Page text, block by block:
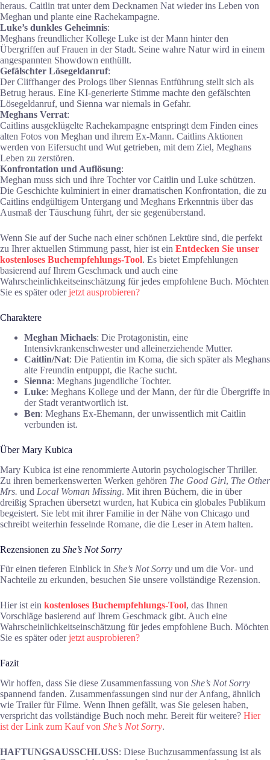
heraus. Caitlin trat unter dem Decknamen Nat wieder ins Leben von
Meghan und plante eine Rachekampagne.
Luke’s dunkles Geheimnis:
Meghans freundlicher Kollege Luke ist der Mann hinter den
Übergriffen auf Frauen in der Stadt. Seine wahre Natur wird in einem
angespannten Showdown enthüllt.
Gefälschter Lösegeldanruf:
Der Cliffhanger des Prologs über Siennas Entführung stellt sich als
Betrug heraus. Eine KI-generierte Stimme machte den gefälschten
Lösegeldanruf, und Sienna war niemals in Gefahr.
Meghans Verrat:
Caitlins ausgeklügelte Rachekampagne entspringt dem Finden eines
alten Fotos von Meghan und ihrem Ex-Mann. Caitlins Aktionen
werden von Eifersucht und Wut getrieben, mit dem Ziel, Meghans
Leben zu zerstören.
Konfrontation und Auflösung:
Meghan muss sich und ihre Tochter vor Caitlin und Luke schützen.
Die Geschichte kulminiert in einer dramatischen Konfrontation, die zu
Caitlins endgültigem Untergang und Meghans Erkenntnis über das
Ausmaß der Täuschung führt, der sie gegenüberstand.
Wenn Sie auf der Suche nach einer schönen Lektüre sind, die perfekt
zu Ihrer aktuellen Stimmung passt, hier ist ein Entdecken Sie unser
kostenloses Buchempfehlungs-Tool. Es bietet Empfehlungen
basierend auf Ihrem Geschmack und auch eine
Wahrscheinlichkeitseinschätzung für jedes empfohlene Buch. Möchten
Sie es später oderjetzt ausprobieren?
Charaktere
Meghan Michaels: Die Protagonistin, eine
Intensivkrankenschwester und alleinerziehende Mutter.
Caitlin/Nat: Die Patientin im Koma, die sich später als Meghans
alte Freundin entpuppt, die Rache sucht.
Sienna: Meghans jugendliche Tochter.
Luke: Meghans Kollege und der Mann, der für die Übergriffe in
der Stadt verantwortlich ist.
Ben: Meghans Ex-Ehemann, der unwissentlich mit Caitlin
verbunden ist.
Über Mary Kubica
Mary Kubica ist eine renommierte Autorin psychologischer Thriller.
Zu ihren bemerkenswerten Werken gehören The Good Girl, The Other
Mrs. und Local Woman Missing. Mit ihren Büchern, die in über
dreißig Sprachen übersetzt wurden, hat Kubica ein globales Publikum
begeistert. Sie lebt mit ihrer Familie in der Nähe von Chicago und
schreibt weiterhin fesselnde Romane, die die Leser in Atem halten.
Rezensionen zu She’s Not Sorry
Für einen tieferen Einblick in She’s Not Sorry und um die Vor- und
Nachteile zu erkunden, besuchen Sie unsere vollständige Rezension.
Hier ist ein kostenloses Buchempfehlungs-Tool, das Ihnen
Vorschläge basierend auf Ihrem Geschmack gibt. Auch eine
Wahrscheinlichkeitseinschätzung für jedes empfohlene Buch. Möchten
Sie es später oderjetzt ausprobieren?
Fazit
Wir hoffen, dass Sie diese Zusammenfassung von She’s Not Sorry
spannend fanden. Zusammenfassungen sind nur der Anfang, ähnlich
wie Trailer für Filme. Wenn Ihnen gefällt, was Sie gelesen haben,
verspricht das vollständige Buch noch mehr. Bereit für weitere? Hier
ist der Link zum Kauf von She’s Not Sorry.
HAFTUNGSAUSSCHLUSS: Diese Buchzusammenfassung ist als